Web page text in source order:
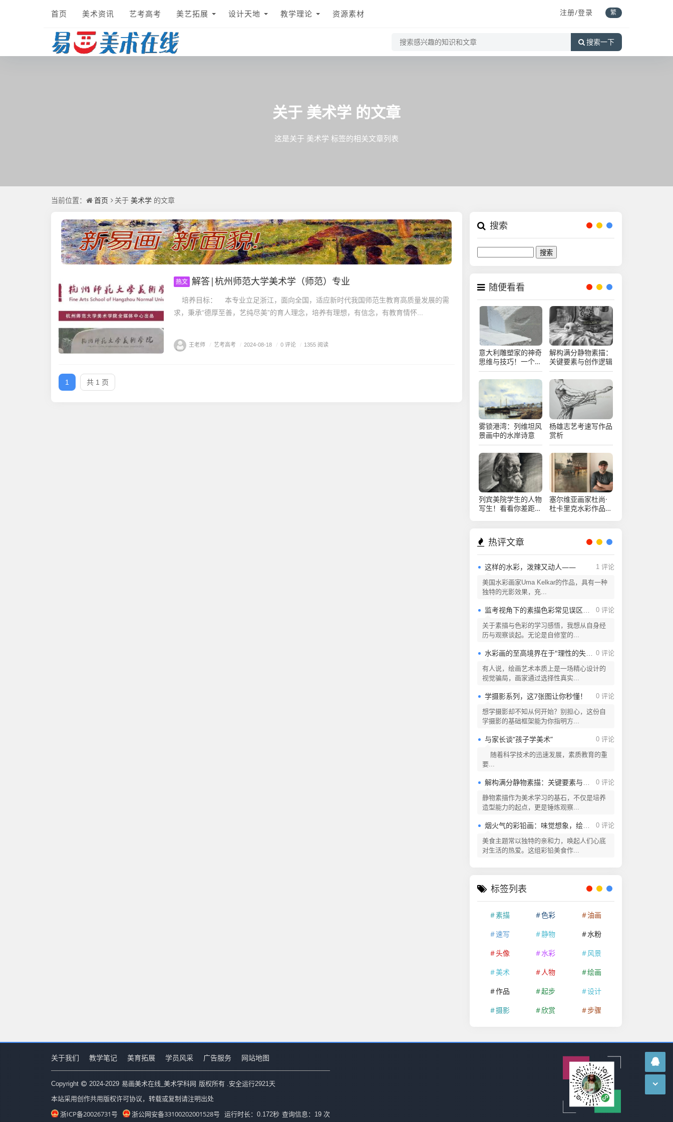
首页 美术资讯 艺考高考 美艺拓展 设计天地 教学理论 资源素材 注册/登录 繁
搜索一下
关于 美术学 的文章
这是关于 美术学 标签的相关文章列表
当前位置： 首页 关于 美术学 的文章
热文 解答|杭州师范大学美术学（师范）专业
培养目标： 本专业立足浙江，面向全国，适应新时代我国师范生教育高质量发展的需
求，秉承“德厚至善，艺纯尽美”的育人理念，培养有理想，有信念，有教育情怀...
王老师 / 艺考高考 / 2024-08-18 / 0 评论 / 1355 阅读
1 共 1 页
搜索
随便看看
意大利雕塑家的神奇
思维与技巧！一个字
“绝”！
解构满分静物素描：
关键要素与创作逻辑
雾锁港湾：列维坦风
景画中的水岸诗意
杨雄志艺考速写作品
赏析
列宾美院学生的人物
写生！看看你差距大
塞尔维亚画家杜尚·
杜卡里克水彩作品欣
热评文章
1 评论
这样的水彩，泼辣又动人——
美国水彩画家Uma Kelkar的作品，具有一种
独特的光影效果，充...
0 评论
监考视角下的素描色彩常见误区解析
关于素描与色彩的学习感悟，我想从自身经
历与观察谈起。无论是自修室的...
0 评论
水彩画的至高境界在于"理性的失控"
有人说，绘画艺术本质上是一场精心设计的
视觉骗局，画家通过选择性真实...
0 评论
学摄影系列，这7张图让你秒懂！
想学摄影却不知从何开始？别担心，这份自
学摄影的基础框架能为你指明方...
0 评论
与家长谈“孩子学美术”
随着科学技术的迅速发展，素质教育的重
要...
0 评论
解构满分静物素描：关键要素与创作逻辑
静物素描作为美术学习的基石，不仅是培养
造型能力的起点，更是锤炼观察...
0 评论
烟火气的彩铅画：味觉想象，绘就美食!
美食主题常以独特的亲和力，唤起人们心底
对生活的热爱。这组彩铅美食作...
标签列表
素描 色彩
油画
速写
静物
水粉
头像
水彩
风景
美术
人物
绘画
作品
起步
设计
摄影
欣赏 步骤
关于我们 教学笔记 美育拓展 学员风采 广告服务 网站地图
Copyright 2024-2029 易画美术在线_美术学科网 版权所有 .安全运行2921天
本站采用创作共用版权许可协议，转载或复制请注明出处
浙ICP备20026731号 浙公网安备33100202001528号 运行时长：0.172秒 查询信息：19 次